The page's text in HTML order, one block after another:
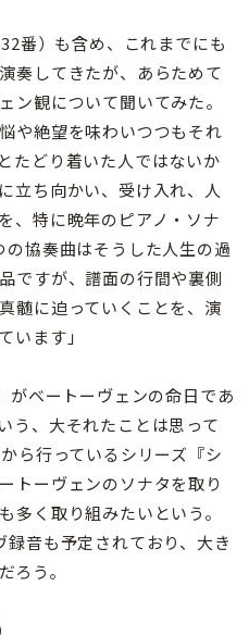
番）も含め、これまでにも
奏してきたが、あらためて
ン観について聞いてみた。
や絶望を味わいつつもそれ
たどり着いた人ではないか
立ち向かい、受け入れ、人
、特に晩年のピアノ・ソナ
協奏曲はそうした人生の過
ですが、譜面の行間や裏側
髄に迫っていくことを、演
います」
ベートーヴェンの命日であ
う、大それたことは思って
ら行っているシリーズ『シ
トーヴェンのソナタを取り
多く取り組みたいという。
録音も予定されており、大き
ろう。